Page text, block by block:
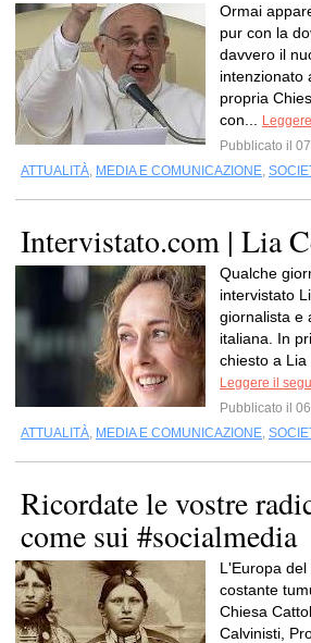
Ormai
pur con la
davvero il
intenzionato
propria
con...
Pubblicato il
ATTUALITÀ, MEDIA E COMUNICAZIONE,
Intervistato.com | Lia
Qualche
intervistato
giornalista e
italiana. In
chiesto a Lia
Leggere il
Pubblicato il
ATTUALITÀ, MEDIA E COMUNICAZIONE,
Ricordate le vostre
come sui #socialmedia
L'Europa del
costante
Chiesa
Calvinisti,